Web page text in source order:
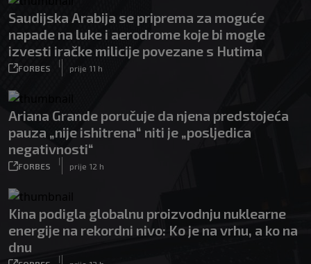
Saudijska Arabija se priprema za moguće
napade na luke i aerodrome koje bi mogle
izvesti iračke milicije povezane s Hutima
FORBES
|
prije 11 h
Ariana Grande poručuje da njena predstojeća
pauza „nije ishitrena“ niti je „posljedica
negativnosti“
FORBES
|
prije 12 h
Kina podigla globalnu proizvodnju nuklearne
energije na rekordni nivo: Ko je na vrhu, a ko na
dnu
|